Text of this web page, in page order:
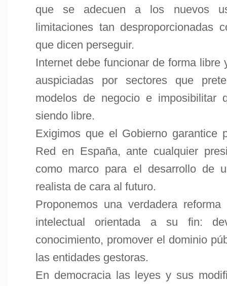
que se adecuen a los nuevos
limitaciones tan desproporcionadas
que dicen perseguir.
Internet debe funcionar de forma
auspiciadas por sectores que
modelos de negocio e imposibilitar
siendo libre.
Exigimos que el Gobierno garantice
Red en España, ante cualquier
como marco para el desarrollo de
realista de cara al futuro.
Proponemos una verdadera
intelectual orientada a su fin:
conocimiento, promover el dominio
las entidades gestoras.
En democracia las leyes y sus